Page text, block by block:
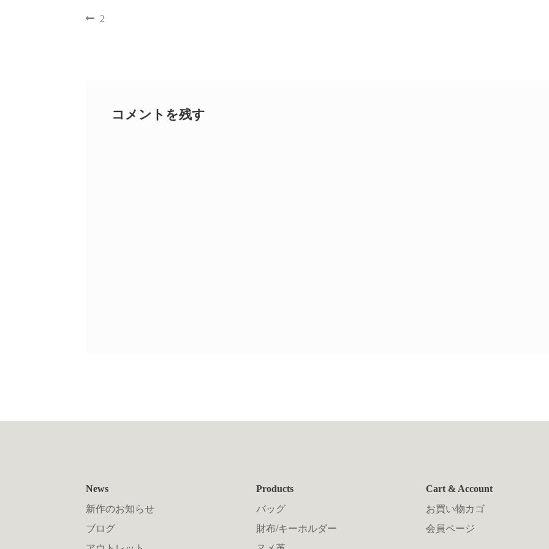
2
コメントを残す
News
新作のお知らせ
ブログ
Products
バッグ
財布/キーホルダー
Cart & Account
お買い物カゴ
会員ページ